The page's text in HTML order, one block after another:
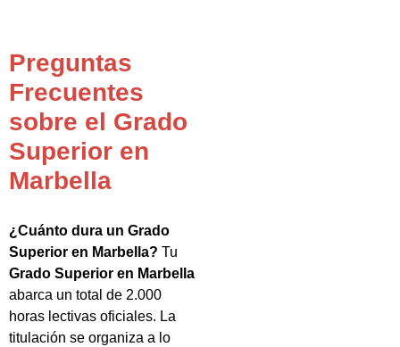
Preguntas
Frecuentes
sobre el Grado
Superior en
Marbella
¿Cuánto dura un Grado
Superior en Marbella? Tu
Grado Superior en Marbella
abarca un total de 2.000
horas lectivas oficiales. La
titulación se organiza a lo